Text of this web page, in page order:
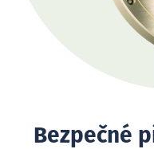
Bezpečné